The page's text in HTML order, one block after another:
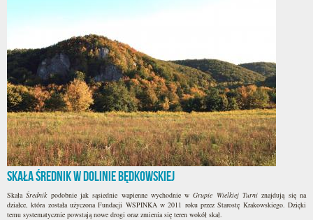
Skała Średnik w Dolinie Będkowskiej
SkałaŚrednik podobnie jak sąsiednie wapienne wychodnie wGrupie Wielkiej Turni znajdują się na
działce, która została użyczona Fundacji WSPINKA w 2011 roku przez Starostę Krakowskiego. Dzięki
temu systematycznie powstają nowe drogi oraz zmienia się teren wokół skał.